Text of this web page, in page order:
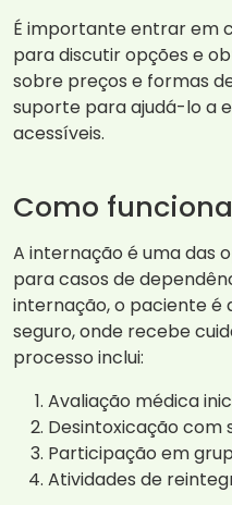
É importante entrar em
para discutir opções e
sobre preços e formas
suporte para ajudá-lo a
acessíveis.
Como
A internação é uma das
para casos de
internação, o paciente é
seguro, onde recebe
processo inclui:
Avaliação médica
Desintoxicação com
Participação em
Atividades de